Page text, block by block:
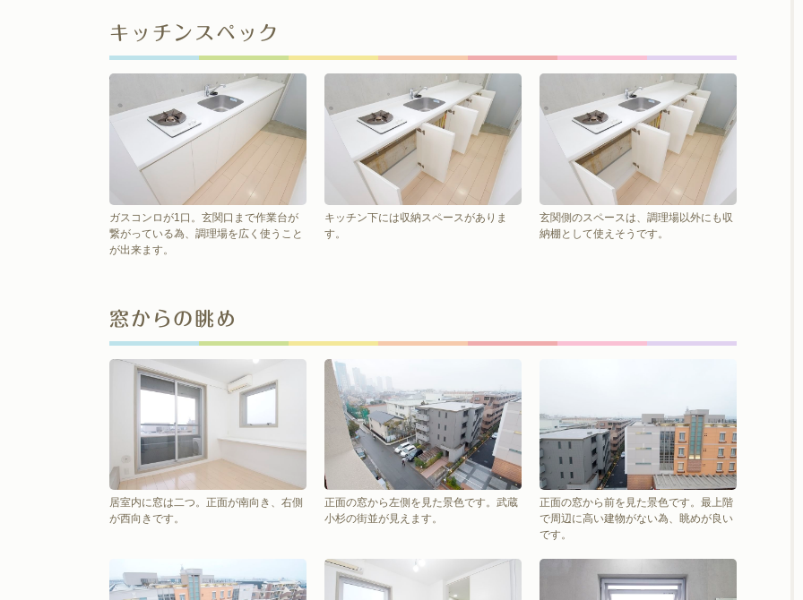
キッチンスペック
ガスコンロが1口。玄関口まで作業台が
繋がっている為、調理場を広く使うこと
が出来ます。
キッチン下には収納スペースがありま
す。
玄関側のスペースは、調理場以外にも収
納棚として使えそうです。
窓からの眺め
居室内に窓は二つ。正面が南向き、右側
が西向きです。
正面の窓から左側を見た景色です。武蔵
小杉の街並が見えます。
正面の窓から前を見た景色です。最上階
で周辺に高い建物がない為、眺めが良い
です。